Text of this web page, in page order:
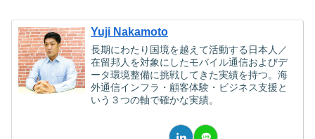
Yuji Nakamoto
長期にわたり国境を越えて活動する日本人／
在留邦人を対象にしたモバイル通信およびデ
ータ環境整備に挑戦してきた実績を持つ。海
外通信インフラ・顧客体験・ビジネス支援と
いう３つの軸で確かな実績。